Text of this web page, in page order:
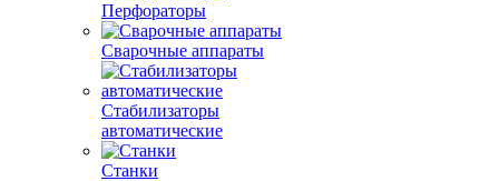
Перфораторы
Сварочные аппараты
Стабилизаторы
автоматические
Станки